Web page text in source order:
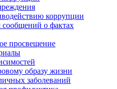
коррупции
сообщений о фактах
просвещение
образу жизни
заболеваний